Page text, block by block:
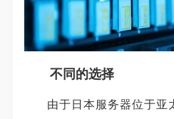
不同的选择
由于日本服务器位于亚